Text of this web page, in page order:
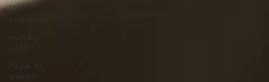
Plan
enterprise
monday
CRM
Flujos de
trabajo